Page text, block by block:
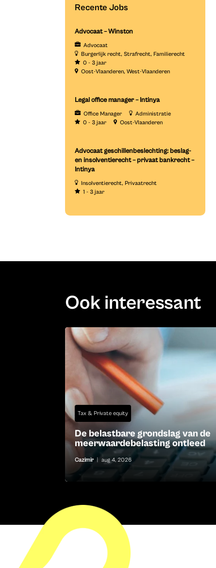
Recente Jobs
Advocaat – Winston
Advocaat
Burgerlijk recht Strafrecht Familierecht
0 - 3 jaar
Oost-Vlaanderen West-Vlaanderen
Legal office manager – Intinya
Office Manager
Administratie
0 - 3 jaar
Oost-Vlaanderen
Advocaat geschillenbeslechting: beslag-
en insolventierecht – privaat bankrecht –
Intinya
Insolventierecht Privaatrecht
1 - 3 jaar
Ook interessant
Tax & Private equity
De belastbare grondslag van de
meerwaardebelasting ontleed
Cazimir aug 4, 2026